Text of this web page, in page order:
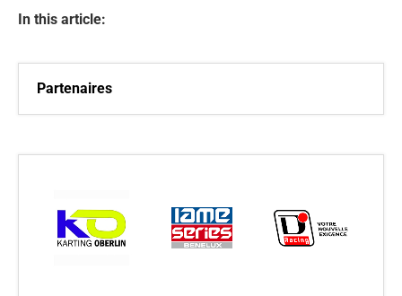
In this article:
Partenaires